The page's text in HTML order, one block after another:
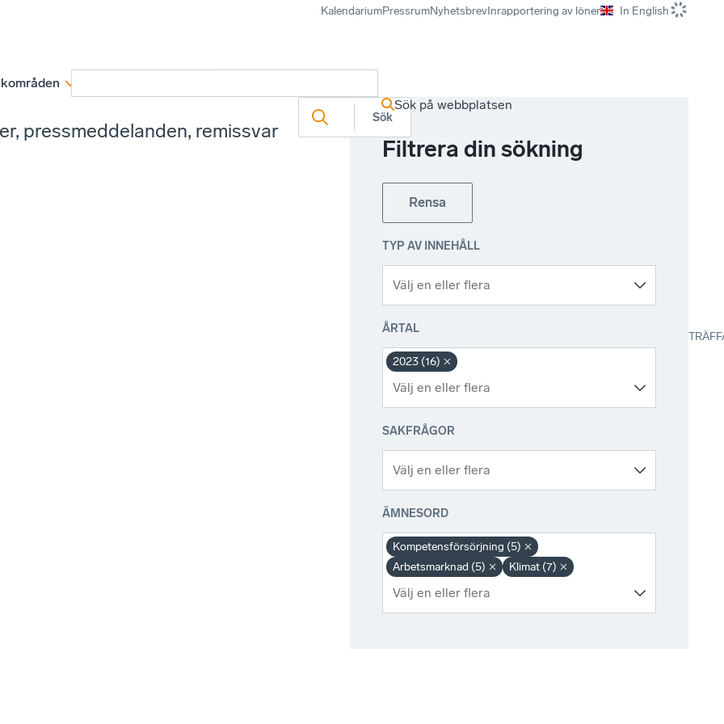
KalendariumPressrumNyhetsbrevInrapportering av löner In English
Sök på webbplatsen
pressmeddelanden, remissvar
Filtrera din sökning
Rensa
TYP AV INNEHÅLL
ÅRTAL
2023 (16)
SAKFRÅGOR
ÄMNESORD
Kompetensförsörjning (5)
Arbetsmarknad (5)
Klimat (7)
Sök